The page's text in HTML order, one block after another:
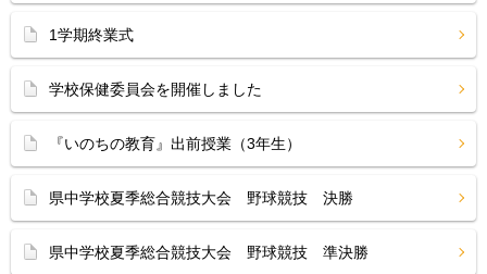
1学期終業式
学校保健委員会を開催しました
『いのちの教育』出前授業（3年生）
県中学校夏季総合競技大会 野球競技 決勝
県中学校夏季総合競技大会 野球競技 準決勝